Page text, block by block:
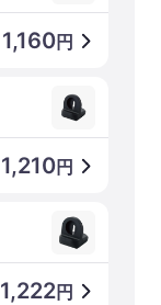
1,160円
1,210円
1,222円